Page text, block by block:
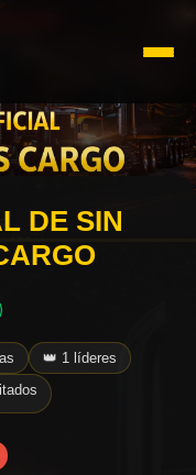
DE SIN
👑 1 líderes